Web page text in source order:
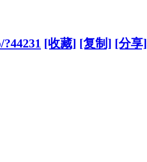
[收藏] [复制] [分享]